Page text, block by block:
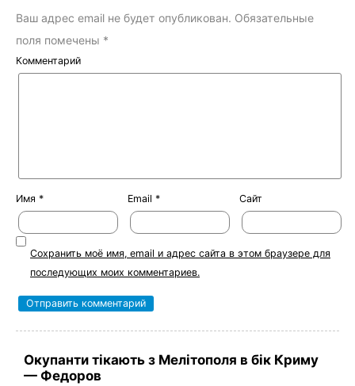
Ваш адрес email не будет опубликован. Обязательные
поля помечены *
Комментарий
Имя * Email * Сайт
Сохранить моё имя, email и адрес сайта в этом браузере для
последующих моих комментариев.
Окупанти тікають з Мелітополя в бік Криму
— Федоров